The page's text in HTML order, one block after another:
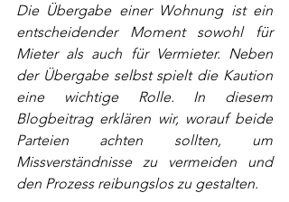
Die Übergabe einer Wohnung ist ein
entscheidender Moment sowohl für
Mieter als auch für Vermieter. Neben
der Übergabe selbst spielt die Kaution
eine wichtige Rolle. In diesem
Blogbeitrag erklären wir, worauf beide
Parteien achten sollten, um
Missverständnisse zu vermeiden und
den Prozess reibungslos zu gestalten.